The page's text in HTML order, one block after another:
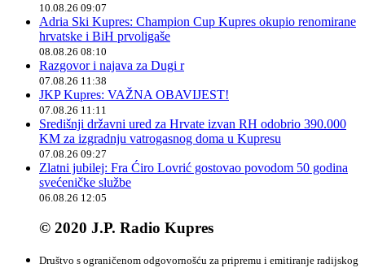
10.08.26 09:07
Adria Ski Kupres: Champion Cup Kupres okupio renomirane
hrvatske i BiH prvoligaše
08.08.26 08:10
Razgovor i najava za Dugi r
07.08.26 11:38
JKP Kupres: VAŽNA OBAVIJEST!
07.08.26 11:11
Središnji državni ured za Hrvate izvan RH odobrio 390.000
KM za izgradnju vatrogasnog doma u Kupresu
07.08.26 09:27
Zlatni jubilej: Fra Ćiro Lovrić gostovao povodom 50 godina
svećeničke službe
06.08.26 12:05
© 2020 J.P. Radio Kupres
Društvo s ograničenom odgovornošću za pripremu i emitiranje radijskog